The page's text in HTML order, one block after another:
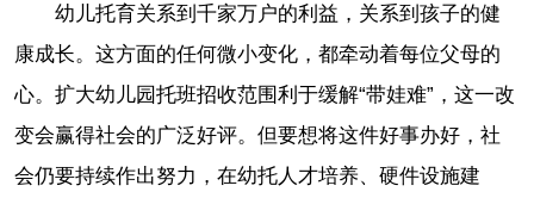
幼儿托育关系到千家万户的利益，关系到孩子的健
康成长。这方面的任何微小变化，都牵动着每位父母的
心。扩大幼儿园托班招收范围利于缓解“带娃难”，这一改
变会赢得社会的广泛好评。但要想将这件好事办好，社
会仍要持续作出努力，在幼托人才培养、硬件设施建